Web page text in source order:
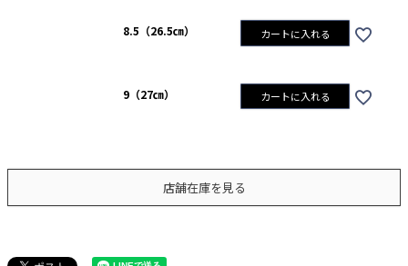
8.5（26.5㎝） カートに入れる
9（27㎝） カートに入れる
店舗在庫を見る